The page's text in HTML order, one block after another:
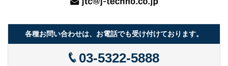
各種お問い合わせは、お電話でも受け付けております。
03-5322-5888